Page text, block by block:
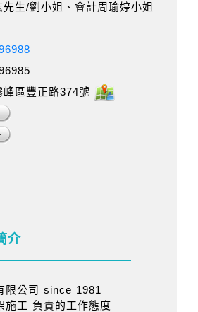
生/劉小姐、會計周瑜婷小姐
區豐正路374號
介
限公司 since 1981
施工 負責的工作態度